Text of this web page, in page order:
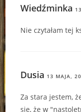
Wiedźminka
Nie czytałam tej
Dusia 13 MAJA,
Za stara jestem,
się, że w